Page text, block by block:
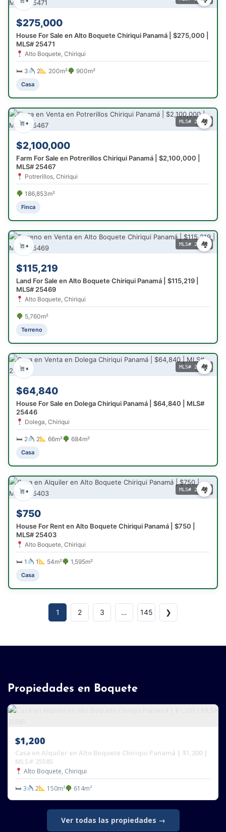
$275,000
House For Sale en Alto Boquete Chiriqui Panamá | $275,000 |
MLS# 25471
Alto Boquete, Chiriqui
🛏 3 2 200m² 900m²
Casa
MLS# 25467
🏘
$2,100,000
Farm For Sale en Potrerillos Chiriqui Panamá | $2,100,000 |
MLS# 25467
Potrerillos, Chiriqui
186,853m²
Finca
+
MLS# 25469
🏘
$115,219
Land For Sale en Alto Boquete Chiriqui Panamá | $115,219 |
MLS# 25469
Alto Boquete, Chiriqui
5,760m²
Terreno
+
MLS# 25446
🏘
$64,840
House For Sale en Dolega Chiriqui Panamá | $64,840 | MLS#
25446
Dolega, Chiriqui
🛏 2 2 66m² 684m²
Casa
+
MLS# 25403
🏘
$750
House For Rent en Alto Boquete Chiriqui Panamá | $750 |
MLS# 25403
Alto Boquete, Chiriqui
🛏 1 1 54m² 1,595m²
Casa
+
1 2 3 … 145 ❯
Propiedades en Boquete
$1,200
Casa en Alquiler en Alto Boquete Chiriqui Panamá | $1,200 |
MLS# 25585
Alto Boquete, Chiriqui
🛏 3
2 150m² 614m²
Ver todas las propiedades →